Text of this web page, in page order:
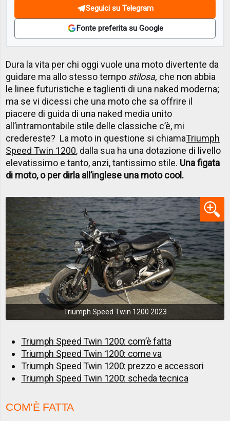
Seguici su Telegram
Fonte preferita su Google
Dura la vita per chi oggi vuole una moto divertente da
guidare ma allo stesso tempo stilosa, che non abbia
le linee futuristiche e taglienti di una naked moderna;
ma se vi dicessi che una moto che sa offrire il
piacere di guida di una naked media unito
all’intramontabile stile delle classiche c’è, mi
credereste? La moto in questione si chiamaTriumph
Speed Twin 1200, dalla sua ha una dotazione di livello
elevatissimo e tanto, anzi, tantissimo stile. Una figata
di moto, o per dirla all’inglese una moto cool.
Triumph Speed Twin 1200 2023
Triumph Speed Twin 1200: com’è fatta
Triumph Speed Twin 1200: come va
Triumph Speed Twin 1200: prezzo e accessori
Triumph Speed Twin 1200: scheda tecnica
COM’È FATTA